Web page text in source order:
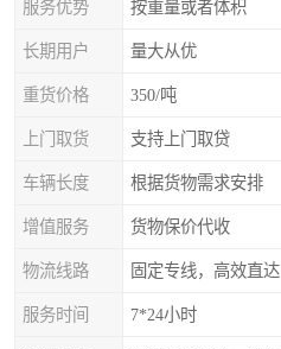
服务优势 按重量或者体积
长期用户 量大从优
重货价格 350/吨
上门取货 支持上门取贷
车辆长度 根据货物需求安排
增值服务 货物保价代收
物流线路 固定专线，高效直达
服务时间 7*24小时